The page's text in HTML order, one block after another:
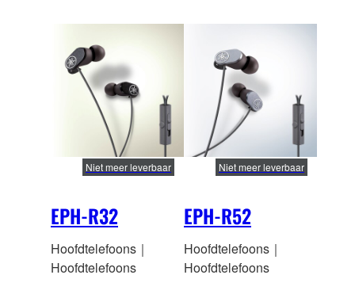
EPH-R32
Niet meer leverbaar
Hoofdtelefoons｜
Hoofdtelefoons
EPH-R52
Niet meer leverbaar
Hoofdtelefoons｜
Hoofdtelefoons